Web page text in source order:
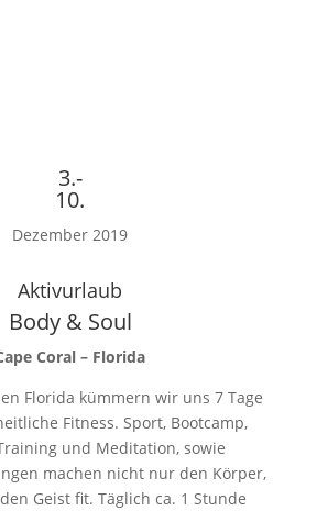
3.-
10.
Dezember 2019
Aktivurlaub
Body & Soul
Coral – Florida
Florida kümmern wir uns 7 Tage
Fitness. Sport, Bootcamp,
und Meditation, sowie
machen nicht nur den Körper,
Geist fit. Täglich ca. 1 Stunde